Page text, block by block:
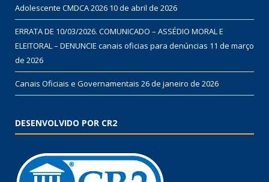
Adolescente CMDCA 2026 10 de abril de 2026
ERRATA DE 10/03/2026. COMUNICADO – ASSÉDIO MORAL E
ELEITORAL – DENUNCIE canais oficias para denúncias 11 de março
de 2026
Canais Oficiais e Governamentais 26 de janeiro de 2026
DESENVOLVIDO POR CR2